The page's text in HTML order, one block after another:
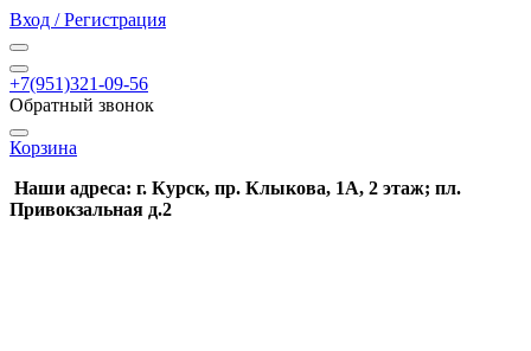
Вход / Регистрация
+7(951)321-09-56
Обратный звонок
Корзина
Наши адреса: г. Курск, пр. Клыкова, 1А, 2 этаж; пл.
Привокзальная д.2